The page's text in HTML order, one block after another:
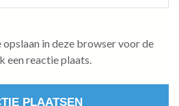
in deze browser voor de
een reactie plaats.